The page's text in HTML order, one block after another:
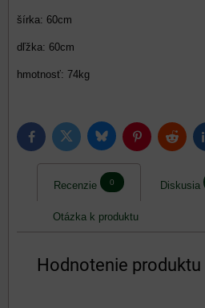
šírka: 60cm
dľžka: 60cm
hmotnosť: 74kg
FacebookTwitter BlueskyPinterestReddit
Recenzie 0 Diskusia
Otázka k produktu
Hodnotenie produktu